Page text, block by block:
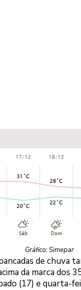
Gráfico: Simepar
de chuva
da marca dos
(17) e quarta-